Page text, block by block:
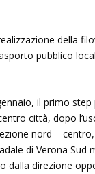
della
pubblico
il primo step
città, dopo
nord –
di Verona Sud
dalla direzione